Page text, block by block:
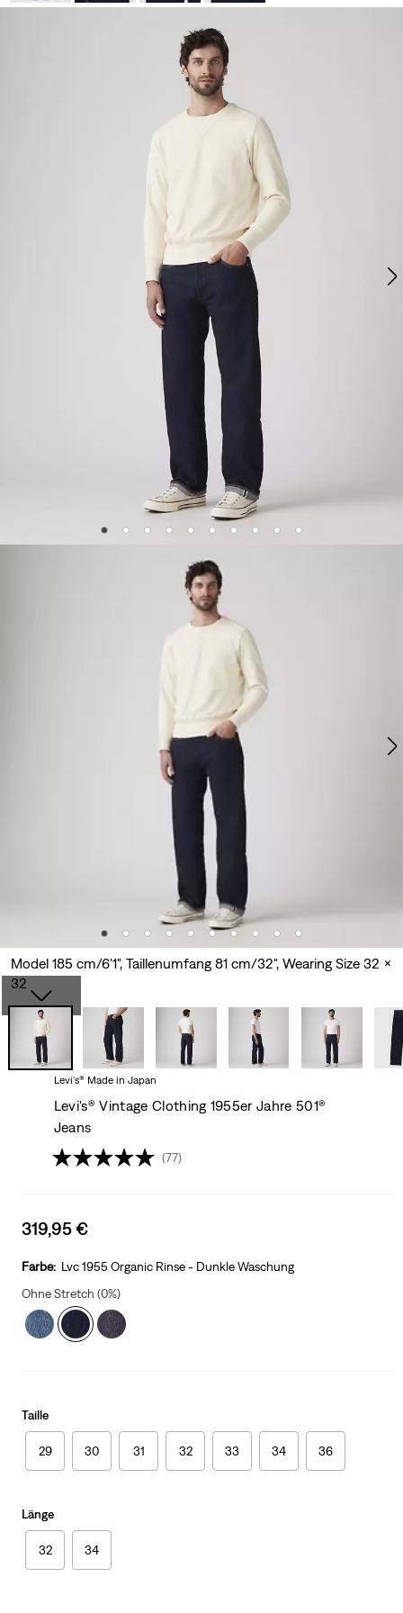
Model 185 cm/6'1", Taillenumfang 81 cm/32", Wearing Size 32 x
32
Levi's® Made in Japan
Levi's® Vintage Clothing 1955er Jahre 501®
Jeans
(77)
Sale
is
319,95 €
Farbe: Lvc 1955 Organic Rinse - Dunkle Waschung
Ohne Stretch (0%)
Taille
29 30 31 32 33 34 36
Länge
32 34